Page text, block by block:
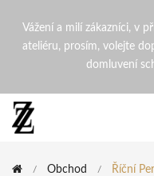
Říční perla
Vážení a milí zákazníci, v
ateliéru, prosím, volejte
domluvení
Obchod Říční